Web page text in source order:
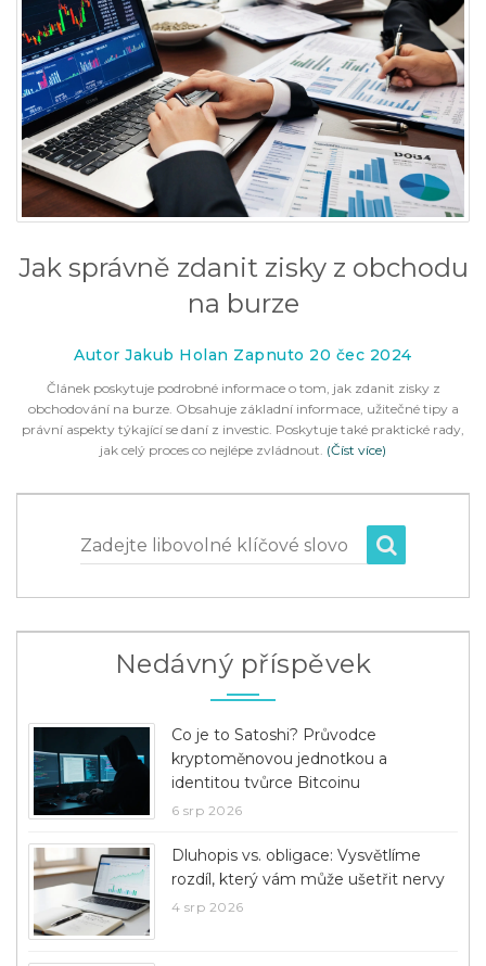
Jak správně zdanit zisky z obchodu
na burze
Autor Jakub Holan Zapnuto 20 čec 2024
Článek poskytuje podrobné informace o tom, jak zdanit zisky z
obchodování na burze. Obsahuje základní informace, užitečné tipy a
právní aspekty týkající se daní z investic. Poskytuje také praktické rady,
jak celý proces co nejlépe zvládnout. (Číst více)
Zadejte libovolné klíčové slovo
Nedávný příspěvek
Co je to Satoshi? Průvodce
kryptoměnovou jednotkou a
identitou tvůrce Bitcoinu
6 srp 2026
Dluhopis vs. obligace: Vysvětlíme
rozdíl, který vám může ušetřit nervy
4 srp 2026